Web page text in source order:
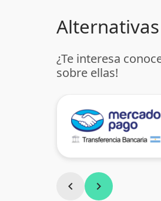
¿Te interesa
sobre ellas!
chevron_left chevron_right